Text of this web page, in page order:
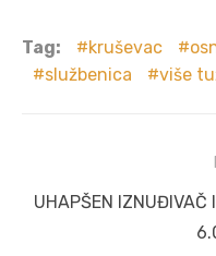
Tag: kruševac
službenica
više
navigation
Previous
UHAPŠEN IZNUĐIVAČ